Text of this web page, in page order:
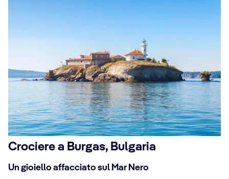
Crociere a Burgas, Bulgaria
Un gioiello affacciato sul Mar Nero